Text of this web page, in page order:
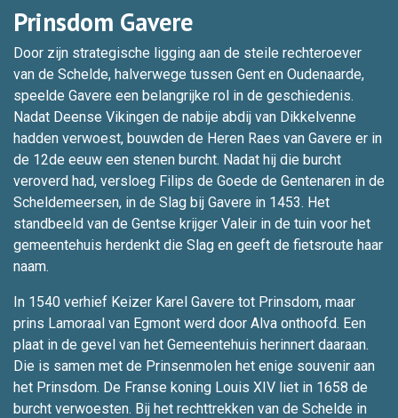
Prinsdom Gavere
Door zijn strategische ligging aan de steile rechteroever
van de Schelde, halverwege tussen Gent en Oudenaarde,
speelde Gavere een belangrijke rol in de geschiedenis.
Nadat Deense Vikingen de nabije abdij van Dikkelvenne
hadden verwoest, bouwden de Heren Raes van Gavere er in
de 12de eeuw een stenen burcht. Nadat hij die burcht
veroverd had, versloeg Filips de Goede de Gentenaren in de
Scheldemeersen, in de Slag bij Gavere in 1453. Het
standbeeld van de Gentse krijger Valeir in de tuin voor het
gemeentehuis herdenkt die Slag en geeft de fietsroute haar
naam.
In 1540 verhief Keizer Karel Gavere tot Prinsdom, maar
prins Lamoraal van Egmont werd door Alva onthoofd. Een
plaat in de gevel van het Gemeentehuis herinnert daaraan.
Die is samen met de Prinsenmolen het enige souvenir aan
het Prinsdom. De Franse koning Louis XIV liet in 1658 de
burcht verwoesten. Bij het rechttrekken van de Schelde in